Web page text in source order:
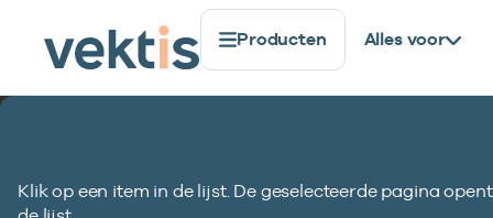
Producten Alles voor
Klik op een item in de lijst. De geselecteerde pagina